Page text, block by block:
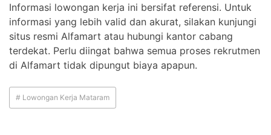
Informasi lowongan kerja ini bersifat referensi. Untuk
informasi yang lebih valid dan akurat, silakan kunjungi
situs resmi Alfamart atau hubungi kantor cabang
terdekat. Perlu diingat bahwa semua proses rekrutmen
di Alfamart tidak dipungut biaya apapun.
# Lowongan Kerja Mataram